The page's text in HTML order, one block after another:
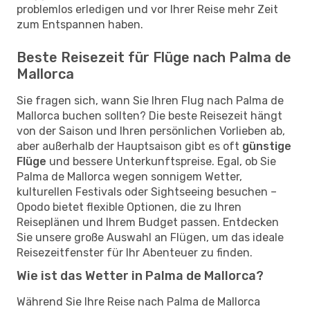
problemlos erledigen und vor Ihrer Reise mehr Zeit
zum Entspannen haben.
Beste Reisezeit für Flüge nach Palma de
Mallorca
Sie fragen sich, wann Sie Ihren Flug nach Palma de
Mallorca buchen sollten? Die beste Reisezeit hängt
von der Saison und Ihren persönlichen Vorlieben ab,
aber außerhalb der Hauptsaison gibt es oft günstige
Flüge und bessere Unterkunftspreise. Egal, ob Sie
Palma de Mallorca wegen sonnigem Wetter,
kulturellen Festivals oder Sightseeing besuchen –
Opodo bietet flexible Optionen, die zu Ihren
Reiseplänen und Ihrem Budget passen. Entdecken
Sie unsere große Auswahl an Flügen, um das ideale
Reisezeitfenster für Ihr Abenteuer zu finden.
Wie ist das Wetter in Palma de Mallorca?
Während Sie Ihre Reise nach Palma de Mallorca